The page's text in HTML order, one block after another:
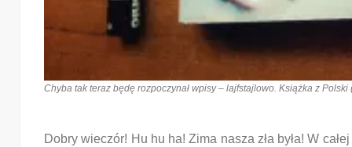
Chyba tak teraz będę rozpoczynał wpisy – lajfstajlowo. Książka z
Dobry wieczór! Hu hu ha! Zima nasza zła była! W